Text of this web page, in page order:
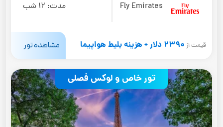
Fly Emirates مدت: 12 شب
قیمت از 2390 دلار + هزینه بلیط هواپیما مشاهده تور
تور خاص و لوکس فصلی